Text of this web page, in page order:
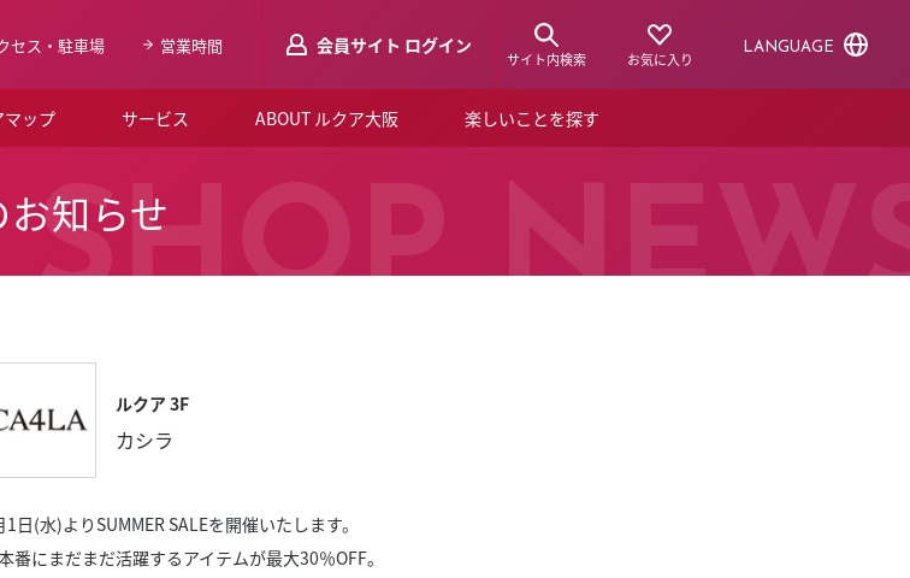
セス・駐車場 営業時間 会員サイト ログイン
サイト内検索 お気に入り
LANGUAGE
マップ サービス ABOUT ルクア大阪
LUCUAメンバーズカード
会員登録はこちらから！
ルクア大阪について
SNSアカウント一覧
スタッフ募集（長期で働きたい方）
楽しいことを探す
ショップニュース
お知らせ
SHOP
ルクア 3F
カシラ
1日(水)よりSUMMER SALEを開催いたします。
番にまだまだ活躍するアイテムが最大30％OFF。